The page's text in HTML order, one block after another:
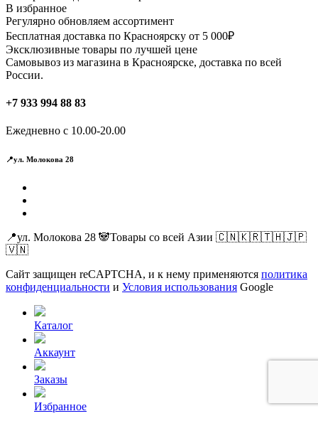
В избранное
Регулярно обновляем ассортимент
Бесплатная доставка по Красноярску от 5 000₽
Эксклюзивные товары по лучшей цене
Самовывоз из магазина в Красноярске, доставка по всей
России.
+7 933 994 88 83
Ежедневно с 10.00-20.00
📍ул. Молокова 28
📍ул. Молокова 28 🐼Товары со всей Азии 🇨🇳🇰🇷🇹🇭🇯🇵
🇻🇳
Сайт защищен reCAPTCHA, и к нему применяются политика
конфиденциальности и Условия использования Google
Каталог
Аккаунт
Заказы
Избранное